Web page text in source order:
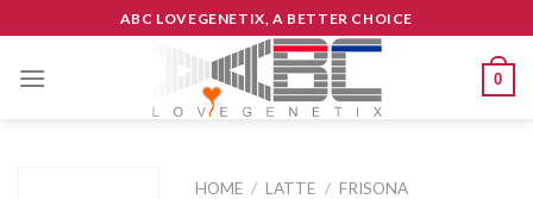
to
content
ABC LOVEGENETIX, A BETTER CHOICE
0
HOME / LATTE / FRISONA